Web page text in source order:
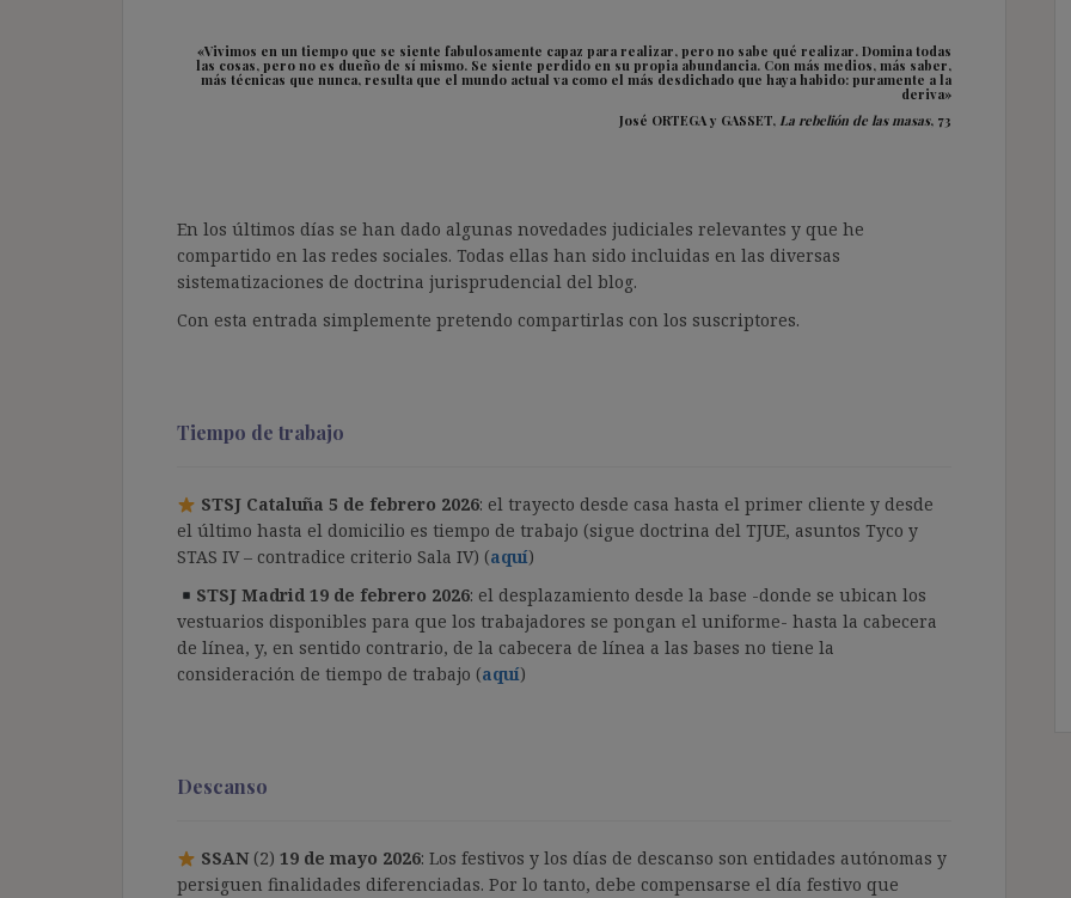
«Vivimos en un tiempo que se siente fabulosamente capaz para realizar, pero no sabe qué realizar. Domina todas
las cosas, pero no es dueño de sí mismo. Se siente perdido en su propia abundancia. Con más medios, más saber,
más técnicas que nunca, resulta que el mundo actual va como el más desdichado que haya habido: puramente a la
deriva»
José ORTEGA y GASSET, La rebelión de las masas, 73
En los últimos días se han dado algunas novedades judiciales relevantes y que he
compartido en las redes sociales. Todas ellas han sido incluidas en las diversas
sistematizaciones de doctrina jurisprudencial del blog.
Con esta entrada simplemente pretendo compartirlas con los suscriptores.
Tiempo de trabajo
STSJ Cataluña 5 de febrero 2026: el trayecto desde casa hasta el primer cliente y desde
el último hasta el domicilio es tiempo de trabajo (sigue doctrina del TJUE, asuntos Tyco y
STAS IV – contradice criterio Sala IV) (aquí)
STSJ Madrid 19 de febrero 2026: el desplazamiento desde la base -donde se ubican los
vestuarios disponibles para que los trabajadores se pongan el uniforme- hasta la cabecera
de línea, y, en sentido contrario, de la cabecera de línea a las bases no tiene la
consideración de tiempo de trabajo (aquí)
Descanso
SSAN(2) 19 de mayo 2026: Los festivos y los días de descanso son entidades autónomas y
persiguen finalidades diferenciadas. Por lo tanto, debe compensarse el día festivo que